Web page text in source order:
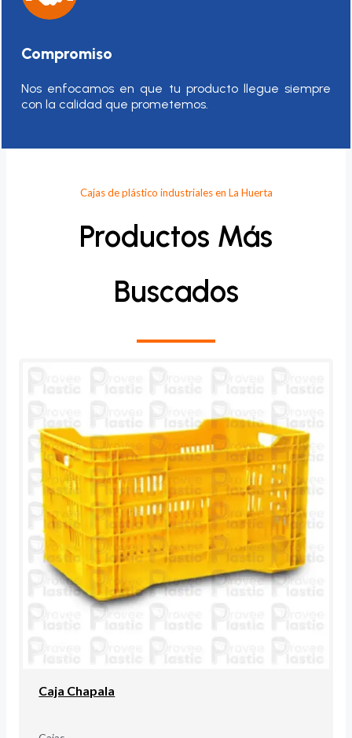
Compromiso
Nos enfocamos en que tu producto llegue siempre
con la calidad que prometemos.
Cajas de plástico industriales en La Huerta
Productos Más
Buscados
Caja Chapala